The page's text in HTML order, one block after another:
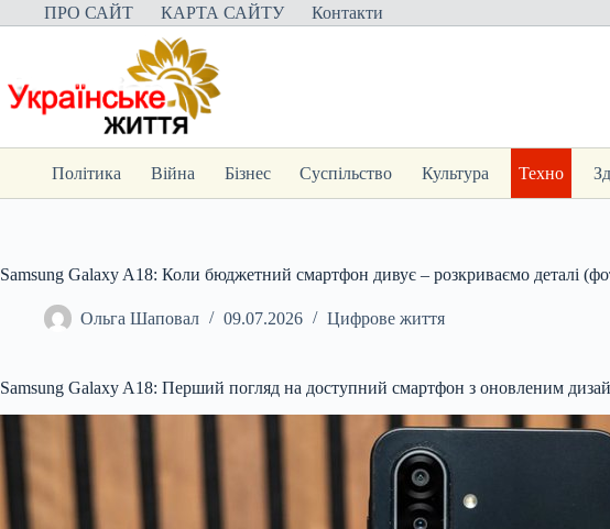
Перейти
до
ПРО САЙТ КАРТА САЙТУ Контакти
Політика Війна Бізнес Суспільство Культура Техно
Samsung Galaxy A18: Коли бюджетний смартфон дивує – розкриваємо деталі
Ольга Шаповал 09.07.2026 Цифрове життя
Samsung Galaxy A18: Перший погляд на доступний смартфон з оновленим